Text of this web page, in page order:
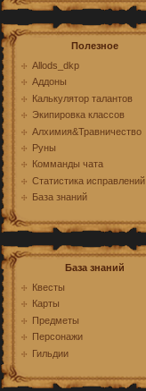
Полезное
Allods_dkp
Аддоны
Калькулятор талантов
Экипировка классов
Алхимия&Травничество
Руны
Комманды чата
Статистика исправлений
База знаний
База знаний
Квесты
Карты
Предметы
Персонажи
Гильдии